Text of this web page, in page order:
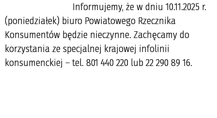
Informujemy, że w dniu 10.11.2025 r.
(poniedziałek) biuro Powiatowego Rzecznika
Konsumentów będzie nieczynne. Zachęcamy do
korzystania ze specjalnej krajowej infolinii
konsumenckiej – tel. 801 440 220 lub 22 290 89 16.